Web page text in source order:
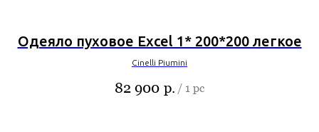
Одеяло пуховое Excel 1* 200*200 легкое
Cinelli Piumini
82 900 р. / 1 pc